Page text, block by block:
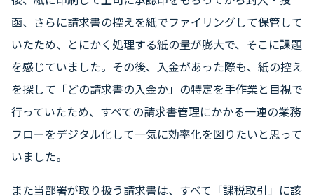
函、さらに請求書の控えを紙でファイリングして保管して
いたため、とにかく処理する紙の量が膨大で、そこに課題
を感じていました。その後、入金があった際も、紙の控え
を探して「どの請求書の入金か」の特定を手作業と目視で
行っていたため、すべての請求書管理にかかる一連の業務
フローをデジタル化して一気に効率化を図りたいと思って
いました。
また当部署が取り扱う請求書は、すべて「課税取引」に該